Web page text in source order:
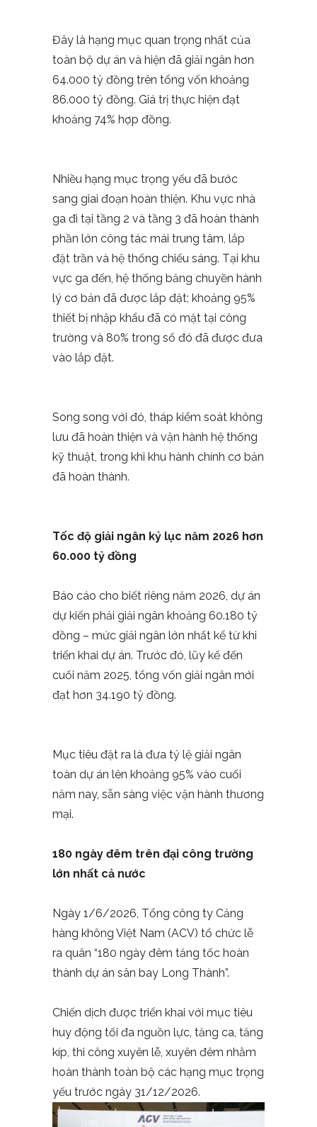
Đây là hạng mục quan trọng nhất của
toàn bộ dự án và hiện đã giải ngân hơn
64.000 tỷ đồng trên tổng vốn khoảng
86.000 tỷ đồng. Giá trị thực hiện đạt
khoảng 74% hợp đồng.
Nhiều hạng mục trọng yếu đã bước
sang giai đoạn hoàn thiện. Khu vực nhà
ga đi tại tầng 2 và tầng 3 đã hoàn thành
phần lớn công tác mái trung tâm, lắp
đặt trần và hệ thống chiếu sáng. Tại khu
vực ga đến, hệ thống băng chuyền hành
lý cơ bản đã được lắp đặt; khoảng 95%
thiết bị nhập khẩu đã có mặt tại công
trường và 80% trong số đó đã được đưa
vào lắp đặt.
Song song với đó, tháp kiểm soát không
lưu đã hoàn thiện và vận hành hệ thống
kỹ thuật, trong khi khu hành chính cơ bản
đã hoàn thành.
Tốc độ giải ngân kỷ lục năm 2026 hơn
60.000 tỷ đồng
Báo cáo cho biết riêng năm 2026, dự án
dự kiến phải giải ngân khoảng 60.180 tỷ
đồng – mức giải ngân lớn nhất kể từ khi
triển khai dự án. Trước đó, lũy kế đến
cuối năm 2025, tổng vốn giải ngân mới
đạt hơn 34.190 tỷ đồng.
Mục tiêu đặt ra là đưa tỷ lệ giải ngân
toàn dự án lên khoảng 95% vào cuối
năm nay, sẵn sàng việc vận hành thương
mại.
180 ngày đêm trên đại công trường
lớn nhất cả nước
Ngày 1/6/2026, Tổng công ty Cảng
hàng không Việt Nam (ACV) tổ chức lễ
ra quân “180 ngày đêm tăng tốc hoàn
thành dự án sân bay Long Thành”.
Chiến dịch được triển khai với mục tiêu
huy động tối đa nguồn lực, tăng ca, tăng
kíp, thi công xuyên lễ, xuyên đêm nhằm
hoàn thành toàn bộ các hạng mục trọng
yếu trước ngày 31/12/2026.